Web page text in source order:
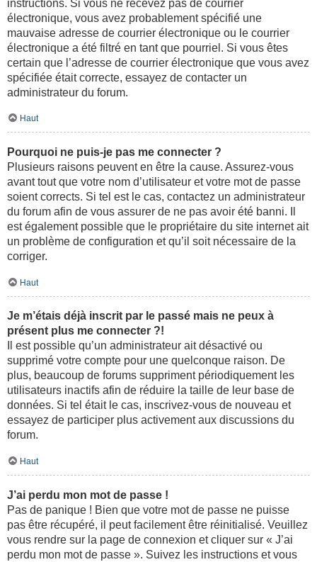
instructions. Si vous ne recevez pas de courrier
électronique, vous avez probablement spécifié une
mauvaise adresse de courrier électronique ou le courrier
électronique a été filtré en tant que pourriel. Si vous êtes
certain que l’adresse de courrier électronique que vous avez
spécifiée était correcte, essayez de contacter un
administrateur du forum.
Haut
Pourquoi ne puis-je pas me connecter ?
Plusieurs raisons peuvent en être la cause. Assurez-vous
avant tout que votre nom d’utilisateur et votre mot de passe
soient corrects. Si tel est le cas, contactez un administrateur
du forum afin de vous assurer de ne pas avoir été banni. Il
est également possible que le propriétaire du site internet ait
un problème de configuration et qu’il soit nécessaire de la
corriger.
Haut
Je m’étais déjà inscrit par le passé mais ne peux à
présent plus me connecter ?!
Il est possible qu’un administrateur ait désactivé ou
supprimé votre compte pour une quelconque raison. De
plus, beaucoup de forums suppriment périodiquement les
utilisateurs inactifs afin de réduire la taille de leur base de
données. Si tel était le cas, inscrivez-vous de nouveau et
essayez de participer plus activement aux discussions du
forum.
Haut
J’ai perdu mon mot de passe !
Pas de panique ! Bien que votre mot de passe ne puisse
pas être récupéré, il peut facilement être réinitialisé. Veuillez
vous rendre sur la page de connexion et cliquer sur « J’ai
perdu mon mot de passe ». Suivez les instructions et vous